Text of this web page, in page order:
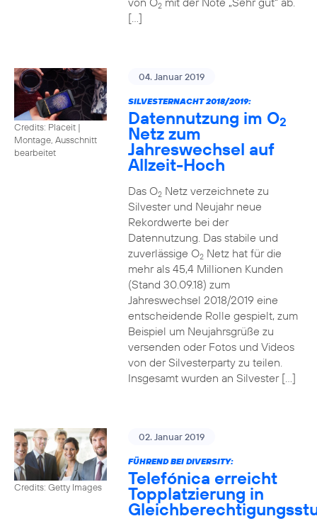
2
[…]
Credits: Placeit |
Montage, Ausschnitt
bearbeitet
04. Januar 2019
SILVESTERNACHT 2018/2019:
Datennutzung im O2
Netz zum
Jahreswechsel auf
Allzeit-Hoch
Das O2Netz verzeichnete zu
Silvester und Neujahr neue
Rekordwerte bei der
Datennutzung. Das stabile und
zuverlässige O2Netz hat für die
mehr als 45,4 Millionen Kunden
(Stand 30.09.18) zum
Jahreswechsel 2018/2019 eine
entscheidende Rolle gespielt, zum
Beispiel um Neujahrsgrüße zu
versenden oder Fotos und Videos
von der Silvesterparty zu teilen.
Insgesamt wurden an Silvester […]
Credits: Getty Images
02. Januar 2019
FÜHREND BEI DIVERSITY:
Telefónica erreicht
Topplatzierung in